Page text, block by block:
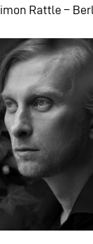
Rattle –